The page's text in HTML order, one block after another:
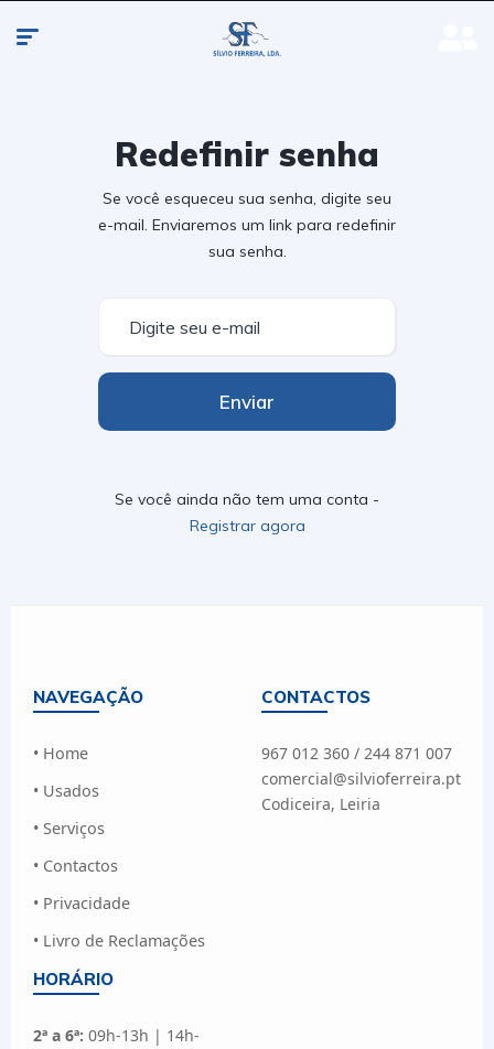
Redefinir senha
Se você esqueceu sua senha, digite seu
e-mail. Enviaremos um link para redefinir
sua senha.
Enviar
Se você ainda não tem uma conta -
Registrar agora
NAVEGAÇÃO
• Home
• Usados
• Serviços
• Contactos
• Privacidade
• Livro de Reclamações
CONTACTOS
967 012 360 / 244 871 007
comercial@silvioferreira.pt
Codiceira, Leiria
HORÁRIO
2ª a 6ª: 09h-13h | 14h-